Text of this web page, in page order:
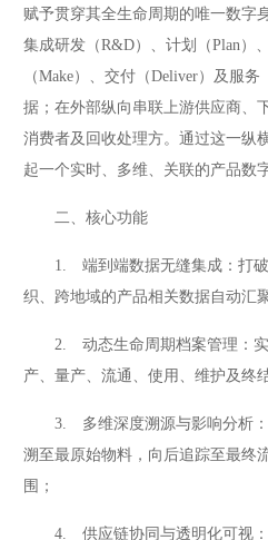
赋予贯穿其全生命周期的唯一数字
集成研发（R&D）、计划（Plan）
（Make）、交付（Deliver）及服
据；在外部纵向串联上游供应商、
消费者及回收处理方。通过这一纵
起一个实时、多维、关联的产品数
二、核心功能
1. 端到端数据无缝集成：打
织、跨地域的产品相关数据自动汇
2. 动态生命周期档案管理：
产、量产、流通、使用、维护及终
3. 多维深度溯源与影响分析
溯至最原始物料，向后追踪至最终
围；
4. 供应链协同与透明化可视